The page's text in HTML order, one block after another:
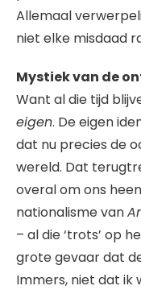
Allemaal
niet elke misdaad
Mystiek van de
Want al die tijd
eigen. De eigen
dat nu precies de
wereld. Dat
overal om ons
nationalisme van
– al die ‘trots’ op
grote gevaar dat
Immers, niet dat ik